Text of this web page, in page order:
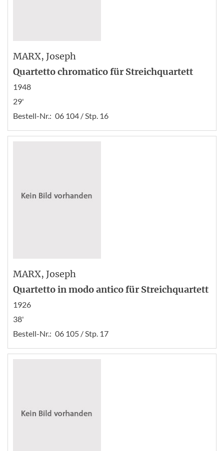
MARX, Joseph
Quartetto chromatico für Streichquartett
1948
29'
Bestell-Nr.: 06 104 / Stp. 16
MARX, Joseph
Quartetto in modo antico für Streichquartett
1926
38'
Bestell-Nr.: 06 105 / Stp. 17